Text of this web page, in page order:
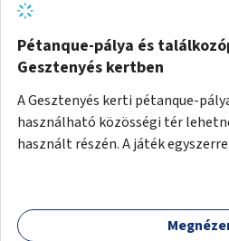
Pétanque-pálya és
Gesztenyés kertben
A Gesztenyés kerti pétanque-
használható közösségi tér
használt részén. A játék
autizmussal vagy demenciával